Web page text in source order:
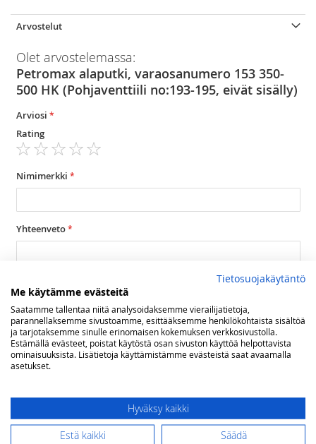
Arvostelut
Olet arvostelemassa:
Petromax alaputki, varaosanumero 153 350-
500 HK (Pohjaventtiili no:193-195, eivät sisälly)
Arviosi
Rating
star
stars
stars
stars
stars
Nimimerkki
Yhteenveto
Tietosuojakäytäntö
Me käytämme evästeitä
Saatamme tallentaa niitä analysoidaksemme vierailijatietoja,
parannellaksemme sivustoamme, esittääksemme henkilökohtaista sisältöä
ja tarjotaksemme sinulle erinomaisen kokemuksen verkkosivustolla.
Estämällä evästeet, poistat käytöstä osan sivuston käyttöä helpottavista
ominaisuuksista. Lisätietoja käyttämistämme evästeistä saat avaamalla
asetukset.
Hyväksy kaikki
Estä kaikki Säädä